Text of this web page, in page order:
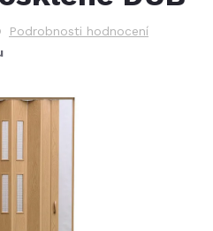
Podrobnosti hodnocení